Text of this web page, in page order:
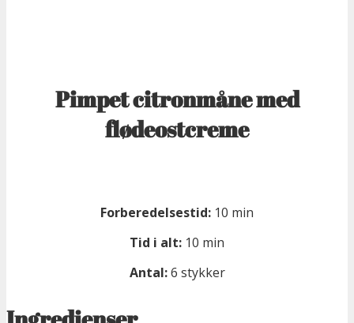
Pimpet citronmåne med
flødeostcreme
Forberedelsestid: 10 min
Tid i alt: 10 min
Antal:6 stykker